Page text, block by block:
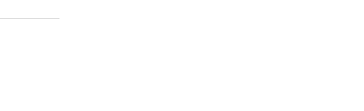
WhatsApp
Courriel